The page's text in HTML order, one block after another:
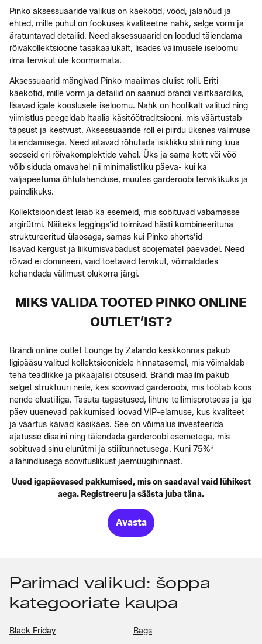
Pinko aksessuaaride valikus on käekotid, vööd, jalanõud ja
ehted, mille puhul on fookuses kvaliteetne nahk, selge vorm ja
äratuntavad detailid. Need aksessuaarid on loodud täiendama
rõivakollektsioone tasakaalukalt, lisades välimusele iseloomu
ilma tervikut üle koormamata.
Aksessuaarid mängivad Pinko maailmas olulist rolli. Eriti
käekotid, mille vorm ja detailid on saanud brändi visiitkaardiks,
lisavad igale kooslusele iseloomu. Nahk on hoolikalt valitud ning
viimistlus peegeldab Itaalia käsitöötraditsiooni, mis väärtustab
täpsust ja kestvust. Aksessuaaride roll ei piirdu üksnes välimuse
täiendamisega. Need aitavad rõhutada isiklikku stiili ning luua
seoseid eri rõivakomplektide vahel. Üks ja sama kott või vöö
võib siduda omavahel nii minimalistliku päeva- kui ka
väljapeetuma õhtulahenduse, muutes garderoobi terviklikuks ja
paindlikuks.
Kollektsioonidest leiab ka esemeid, mis sobituvad vabamasse
argirütmi. Näiteks leggings’id toimivad hästi kombineerituna
struktureeritud ülaosaga, samas kui Pinko shorts’id
lisavad kergust ja liikumisvabadust soojematel päevadel. Need
rõivad ei domineeri, vaid toetavad tervikut, võimaldades
kohandada välimust olukorra järgi.
MIKS VALIDA TOOTED PINKO ONLINE
OUTLET’IST?
Brändi online outlet Lounge by Zalando keskkonnas pakub
ligipääsu valitud kollektsioonidele hinnatasemel, mis võimaldab
teha teadlikke ja pikaajalisi otsuseid. Brändi maailm pakub
selget struktuuri neile, kes soovivad garderoobi, mis töötab koos
nende elustiiliga. Tasuta tagastused, lihtne tellimisprotsess ja iga
päev uuenevad pakkumised loovad VIP-elamuse, kus kvaliteet
ja väärtus käivad käsikäes. See on võimalus investeerida
ajatusse disaini ning täiendada garderoobi esemetega, mis
sobituvad sinu elurütmi ja stiilitunnetusega. Kuni 75%*
allahindlusega soovituslikust jaemüügihinnast.
Uued igapäevased pakkumised, mis on saadaval vaid lühikest
aega. Registreeru ja säästa juba täna.
Avasta
Parimad valikud: šoppa
kategooriate kaupa
Black Friday Bags